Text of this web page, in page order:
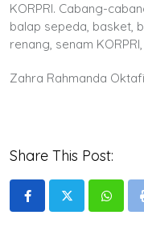
KORPRI. Cabang-
balap sepeda, basket,
renang, senam
Zahra Rahmanda
Share This Post: